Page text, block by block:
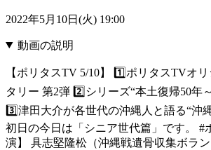
2022年5月10日(火) 19:00
動画の説明
【ポリタスTV 5/10】 1️⃣ポリタスTVオ
タリー 第2弾 2️⃣シリーズ“本土復帰50年
3️⃣津田大介が各世代の沖縄人と語る“沖
初日の今日は「シニア世代篇」です。 #
演】 具志堅隆松（沖縄戦遺骨収集ボラ